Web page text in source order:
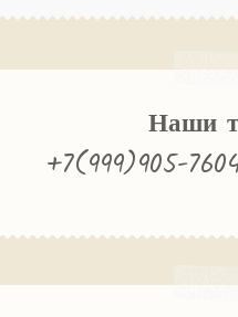
Наши
+7(999)905-